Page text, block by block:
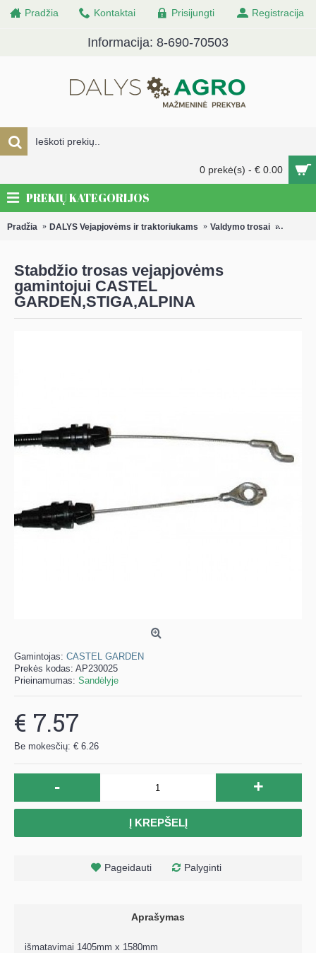
Pradžia Kontaktai Prisijungti Registracija
Informacija: 8-690-70503
0 prekė(s) - € 0.00
PREKIŲ KATEGORIJOS
Pradžia DALYS Vejapjovėms ir traktoriukams Valdymo trosai
Stabdžio trosas vejapjovėms
gamintojui CASTEL
GARDEN,STIGA,ALPINA
Gamintojas: CASTEL GARDEN
Prekės kodas: AP230025
Prieinamumas: Sandėlyje
€ 7.57
Be mokesčių: € 6.26
- +
Į KREPŠELĮ
Pageidauti Palyginti
Aprašymas
išmatavimai 1405mm x 1580mm